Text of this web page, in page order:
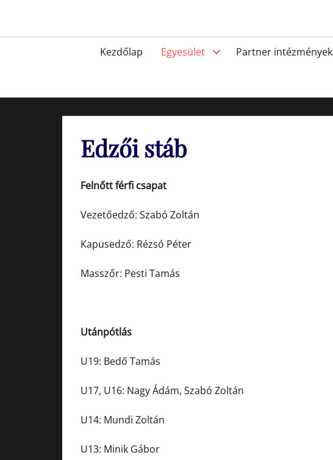
PrimaryKezdőlap Egyesület Partner intézmények
Edzői stáb
Felnőtt férfi csapat
Vezetőedző: Szabó Zoltán
Kapusedző: Rézsó Péter
Masszőr: Pesti Tamás
Utánpótlás
U19: Bedő Tamás
U17, U16: Nagy Ádám, Szabó Zoltán
U14: Mundi Zoltán
U13: Minik Gábor